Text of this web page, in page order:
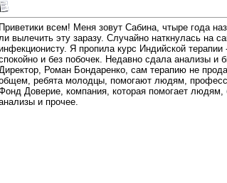
Приветики всем! Меня зовут Сабина, чтыре года
вылечить эту заразу. Случайно наткнулась на
Я пропила курс Индийской
и без побочек. Недавно сдала анализы и
Роман Бондаренко, сам терапию не
ребята молодцы, помогают людям,
Доверие, компания, которая помогает людям,
и прочее.